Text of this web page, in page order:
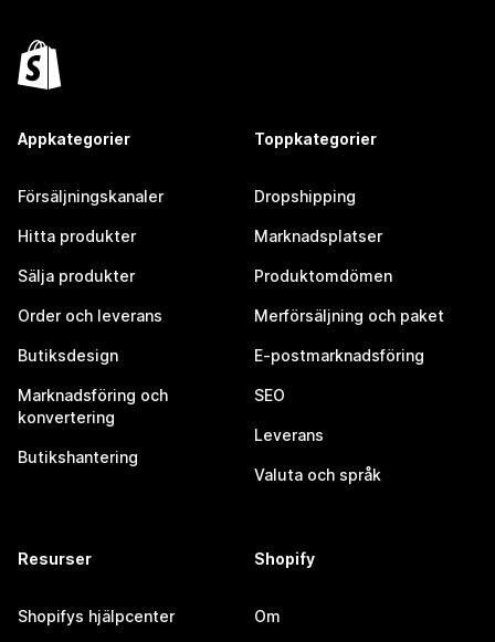
Appkategorier
Försäljningskanaler
Hitta produkter
Sälja produkter
Order och leverans
Butiksdesign
Marknadsföring och
konvertering
Butikshantering
Toppkategorier
Dropshipping
Marknadsplatser
Produktomdömen
Merförsäljning och paket
E-postmarknadsföring
SEO
Leverans
Valuta och språk
Resurser
Shopifys hjälpcenter
Shopify
Om